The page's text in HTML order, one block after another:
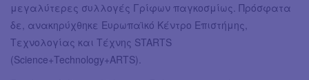
μεγαλύτερες συλλογές Γρίφων παγκοσμίως. Πρόσφατα
δε, ανακηρύχθηκε Ευρωπαϊκό Κέντρο Επιστήμης,
Τεχνολογίας και Τέχνης STARTS
(Science+Technology+ARTS).